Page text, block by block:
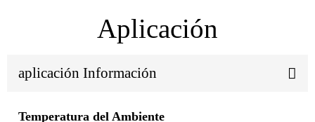
Aplicación
aplicación Información
Temperatura del Ambiente